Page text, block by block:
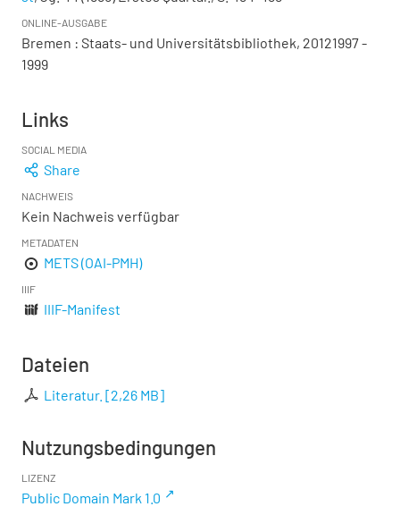
ONLINE-AUSGABE
Bremen : Staats- und Universitätsbibliothek, 20121997 -
1999
Links
SOCIAL MEDIA
Share
NACHWEIS
Kein Nachweis verfügbar
METADATEN
METS (OAI-PMH)
IIIF
IIIF-Manifest
Dateien
Literatur. [2,26 MB]
Nutzungsbedingungen
LIZENZ
Public Domain Mark 1.0